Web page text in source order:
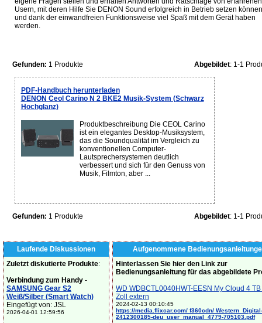
Usern, mit deren Hilfe Sie DENON Sound erfolgreich in Betrieb setzen können
und dank der einwandfreien Funktionsweise viel Spaß mit dem Gerät haben
werden.
Gefunden: 1 Produkte Abgebildet: 1-1
PDF-Handbuch herunterladen
DENON Ceol Carino N 2 BKE2 Musik-System (Schwarz
Hochglanz)
Produktbeschreibung Die CEOL Carino
ist ein elegantes Desktop-Musiksystem,
das die Soundqualität im Vergleich zu
konventionellen Computer-
Lautsprechersystemen deutlich
verbessert und sich für den Genuss von
Musik, Filmton, aber ...
Gefunden: 1 Produkte Abgebildet: 1-1
Laufende Diskussionen
Zuletzt diskutierte Produkte:
Verbindung zum Handy -
SAMSUNG Gear S2
Weiß/Silber (Smart Watch)
Eingefügt von: JSL
2026-04-01 12:59:56
Aufgenommene
Hinterlassen Sie hier den Link zur
Bedienungsanleitung für das abgebildete
WD WDBCTL0040HWT-EESN My Cloud 4
Zoll extern
2024-02-13 00:10:45
https://media.flixcar.com/ f360cdn/ Western_Digital-
2412300185-deu_user_manual_4779-705103.pdf